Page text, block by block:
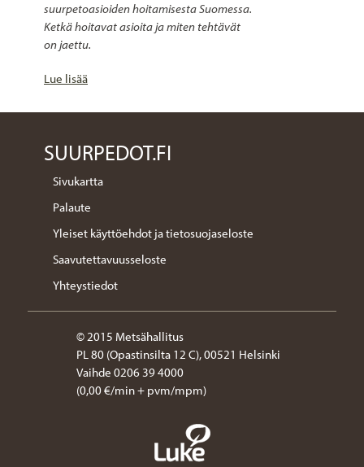
suurpetoasioiden hoitamisesta Suomessa.
Ketkä hoitavat asioita ja miten tehtävät
on jaettu.
Lue lisää
SUURPEDOT.FI
Sivukartta
Palaute
Yleiset käyttöehdot ja tietosuojaseloste
Saavutettavuusseloste
Yhteystiedot
© 2015 Metsähallitus
PL 80 (Opastinsilta 12 C), 00521 Helsinki
Vaihde 0206 39 4000
(0,00 €/min + pvm/mpm)